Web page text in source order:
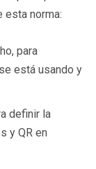
esta norma:
para
está usando y
definir la
y QR en